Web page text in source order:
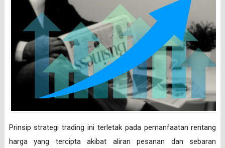
Prinsip strategi trading ini terletak pada pemanfaatan rentang
harga yang tercipta akibat aliran pesanan dan sebaran